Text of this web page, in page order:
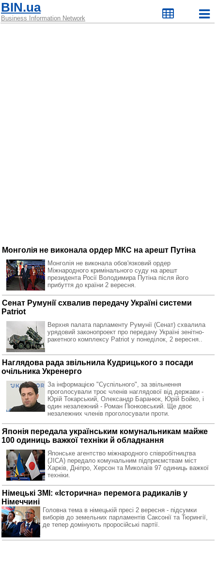
BIN.ua
Business Information Network
Монголія не виконала ордер МКС на арешт Путіна
Монголія не виконала обов'язковий ордер
Міжнародного кримінального суду на арешт
президента Росії Володимира Путіна після його
прибуття до країни 2 вересня.
Сенат Румунії схвалив передачу Україні системи
Patriot
Верхня палата парламенту Румунії (Сенат) схвалила
урядовий законопроект про передачу Україні зенітно-
ракетного комплексу Patriot у понеділок, 2 вересня..
Наглядова рада звільнила Кудрицького з посади
очільника Укренерго
За інформацією "Суспільного", за звільнення
проголосували троє членів наглядової від держави -
Юрій Токарський, Олександр Баранюк, Юрій Бойко, і
один незалежний - Роман Піонковський. Ще двоє
незалежних членів проголосували проти.
Японія передала українським комунальникам майже
100 одиниць важкої техніки й обладнання
Японське агентство міжнародного співробітництва
(JICA) передало комунальним підприємствам міст
Харків, Дніпро, Херсон та Миколаїв 97 одиниць важкої
техніки.
Німецькі ЗМІ: «Історична» перемога радикалів у
Німеччині
Головна тема в німецькій пресі 2 вересня - підсумки
виборів до земельних парламентів Саксонії та Тюрингії,
де тепер домінують проросійські партії.